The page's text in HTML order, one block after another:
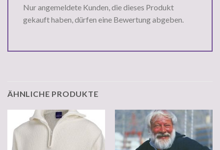
Nur angemeldete Kunden, die dieses Produkt
gekauft haben, dürfen eine Bewertung abgeben.
ÄHNLICHE PRODUKTE